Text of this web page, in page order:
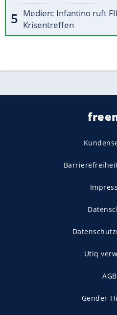
Medien: Infantino ruft
Krisentreffen
Utiq
AGB
Gender-